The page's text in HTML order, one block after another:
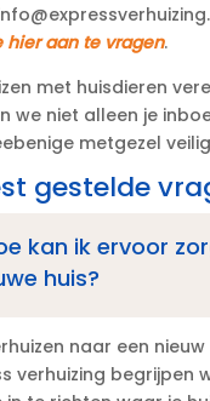
hier aan te vragen.​
met huisdieren
we niet alleen je
metgezel
gestelde
kan ik ervoor
huis?
naar een
verhuizing